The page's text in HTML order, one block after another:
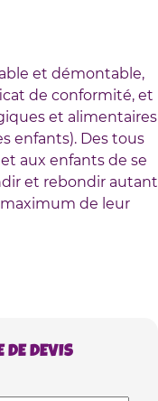
et démontable,
de conformité, et
et alimentaires
enfants). Des tous
aux enfants de se
et rebondir autant
de leur
DE DEVIS